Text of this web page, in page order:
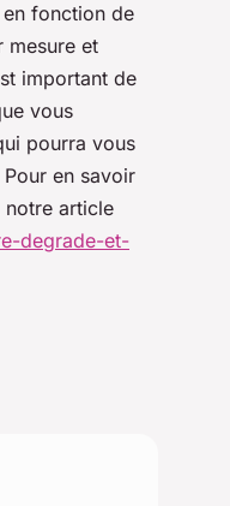
fonction de
mesure et
important de
vous
pourra vous
en savoir
notre article
degrade-et-